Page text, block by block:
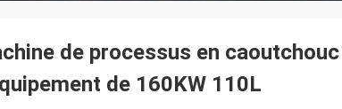
de processus en
de 160KW 110L